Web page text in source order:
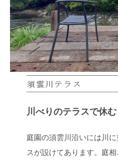
川べりのテラスで休む
庭園の須雲川沿いには川
スが設けてあります。庭